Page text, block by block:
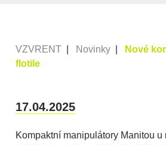
VZVRENT Novinky
Nové
flotile
17.04.2025
Kompaktní manipulátory Manitou u